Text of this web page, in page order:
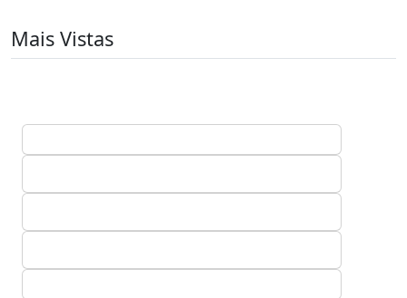
Mais Vistas